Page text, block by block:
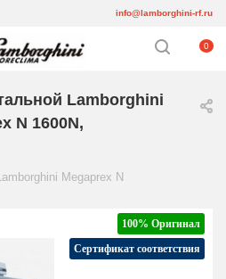
info@lamborghini-rf.ru
0
Lamborghini
N 1600N,
Megaprex N
100% Оригинал
Сертификат соответствия